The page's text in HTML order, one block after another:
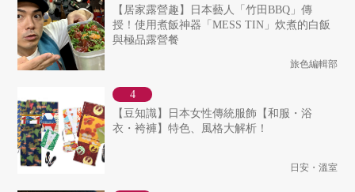
【居家露營趣】日本藝人「竹田BBQ」傳
授！使用煮飯神器「MESS TIN」炊煮的白飯
與極品露營餐
旅色編輯部
【豆知識】日本女性傳統服飾【和服・浴
衣・袴褲】特色、風格大解析！
日安・溫室